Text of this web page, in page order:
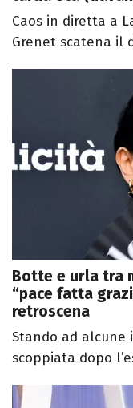
Caos in diretta a
Grenet scatena il
Botte e urla tra
“pace fatta
retroscena
Stando ad alcune
scoppiata dopo